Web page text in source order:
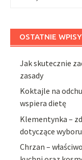
OSTATNIE WPISY
Jak skutecznie
zasady
Koktajle na
wspiera dietę
Klementynka –
dotyczące wyboru
Chrzan –